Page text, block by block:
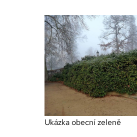
Ukázka obecní zeleně